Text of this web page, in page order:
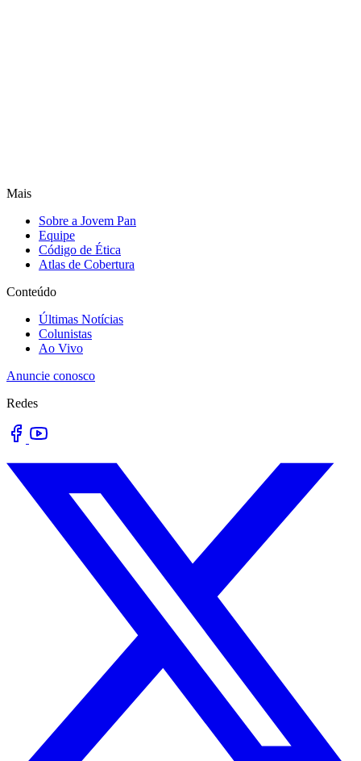
Mais
Sobre a Jovem Pan
Equipe
Código de Ética
Atlas de Cobertura
Conteúdo
Últimas Notícias
Colunistas
Ao Vivo
Anuncie conosco
Redes